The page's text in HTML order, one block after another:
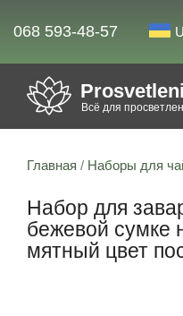
068 593-48-57
Всё для
Главная / Наборы для
Набор для
бежевой сумке
мятный цвет